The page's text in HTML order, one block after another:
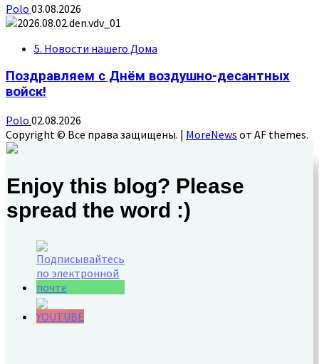
Polo 03.08.2026
5. Новости нашего Дома
Поздравляем с Днём воздушно-десантных
войск!
Polo 02.08.2026
Copyright © Все права защищены. | MoreNews от AF themes.
Enjoy this blog? Please
spread the word :)